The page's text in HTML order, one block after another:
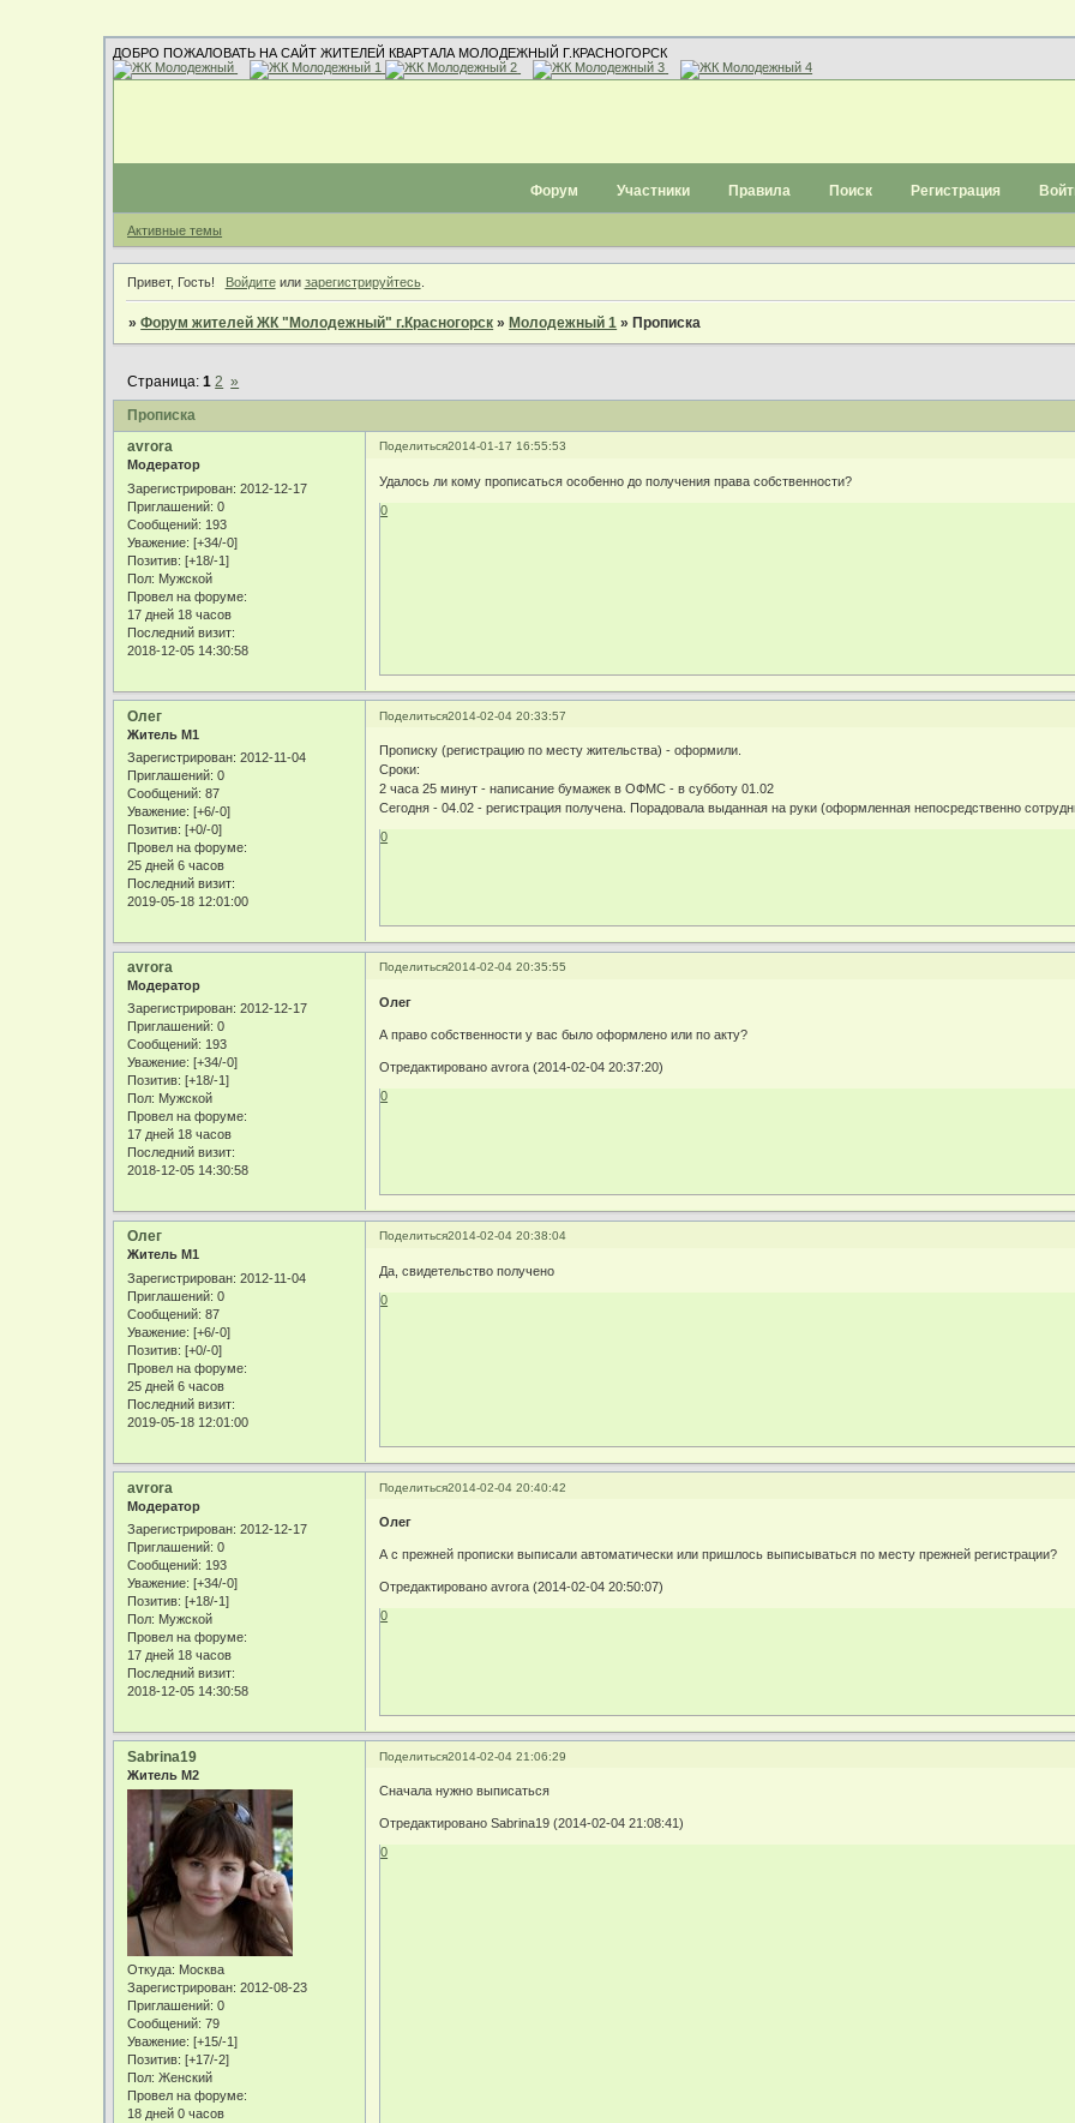
ДОБРО ПОЖАЛОВАТЬ НА САЙТ ЖИТЕЛЕЙ КВАРТАЛА МОЛОДЕЖНЫЙ Г.КРАСНОГОРСК
Форум Участники Правила Поиск Регистрация
Активные темы
Привет, Гость! Войдитеили зарегистрируйтесь.
»Форум жителей ЖК "Молодежный" г.Красногорск » Молодежный 1 » Прописка
Прописка
Страница:1 2 »
Поделиться2014-01-17 16:55:53
avrora
Модератор
Зарегистрирован: 2012-12-17
Приглашений: 0
Сообщений: 193
Уважение: [+34/-0]
Позитив: [+18/-1]
Пол: Мужской
Провел на форуме:
17 дней 18 часов
Последний визит:
2018-12-05 14:30:58
Удалось ли кому прописаться особенно до получения права собственности?
0
Поделиться2014-02-04 20:33:57
Олег
Житель М1
Зарегистрирован: 2012-11-04
Приглашений: 0
Сообщений: 87
Уважение: [+6/-0]
Позитив: [+0/-0]
Провел на форуме:
25 дней 6 часов
Последний визит:
2019-05-18 12:01:00
Прописку (регистрацию по месту жительства) - оформили.
Сроки:
2 часа 25 минут - написание бумажек в ОФМС - в субботу 01.02
Сегодня - 04.02 - регистрация получена. Порадовала выданная на руки (оформленная непосредственно
0
Поделиться2014-02-04 20:35:55
avrora
Модератор
Зарегистрирован: 2012-12-17
Приглашений: 0
Сообщений: 193
Уважение: [+34/-0]
Позитив: [+18/-1]
Пол: Мужской
Провел на форуме:
17 дней 18 часов
Последний визит:
2018-12-05 14:30:58
Олег
А право собственности у вас было оформлено или по акту?
Отредактировано avrora (2014-02-04 20:37:20)
0
Поделиться2014-02-04 20:38:04
Олег
Житель М1
Зарегистрирован: 2012-11-04
Приглашений: 0
Сообщений: 87
Уважение: [+6/-0]
Позитив: [+0/-0]
Провел на форуме:
25 дней 6 часов
Последний визит:
2019-05-18 12:01:00
Да, свидетельство получено
0
Поделиться2014-02-04 20:40:42
avrora
Модератор
Зарегистрирован: 2012-12-17
Приглашений: 0
Сообщений: 193
Уважение: [+34/-0]
Позитив: [+18/-1]
Пол: Мужской
Провел на форуме:
17 дней 18 часов
Последний визит:
2018-12-05 14:30:58
Олег
А с прежней прописки выписали автоматически или пришлось выписываться по месту прежней регистрации?
Отредактировано avrora (2014-02-04 20:50:07)
0
Поделиться2014-02-04 21:06:29
Sabrina19
Житель М2
Откуда: Москва
Зарегистрирован: 2012-08-23
Приглашений: 0
Сообщений: 79
Уважение: [+15/-1]
Позитив: [+17/-2]
Пол: Женский
Провел на форуме:
18 дней 0 часов
Сначала нужно выписаться
Отредактировано Sabrina19 (2014-02-04 21:08:41)
0